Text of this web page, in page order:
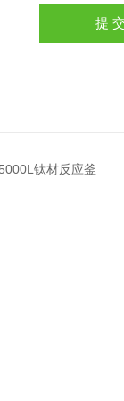
钛材反应釜